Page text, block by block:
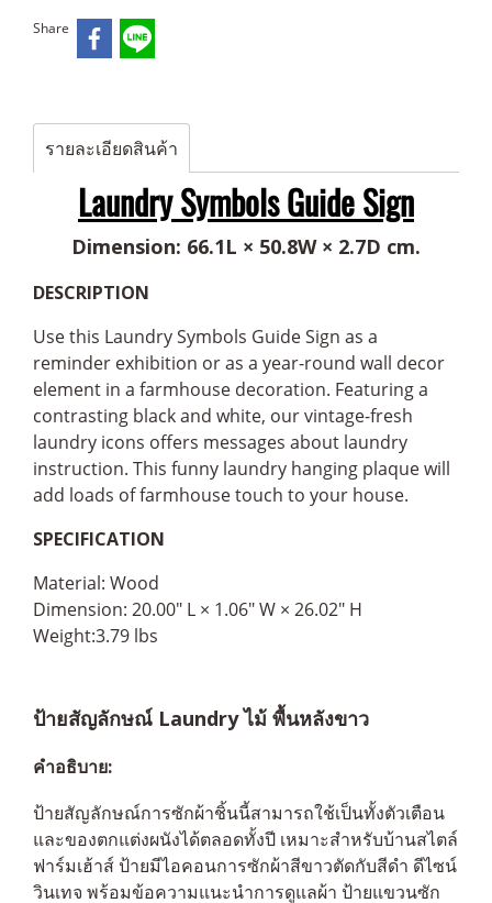
Share
รายละเอียดสินค้า
Laundry Symbols Guide Sign
Dimension: 66.1L × 50.8W × 2.7D cm.
DESCRIPTION
Use this Laundry Symbols Guide Sign as a
reminder exhibition or as a year-round wall decor
element in a farmhouse decoration. Featuring a
contrasting black and white, our vintage-fresh
laundry icons offers messages about laundry
instruction. This funny laundry hanging plaque will
add loads of farmhouse touch to your house.
SPECIFICATION
Material: Wood
Dimension: 20.00" L × 1.06" W × 26.02" H
Weight:3.79 lbs
ป้ายสัญลักษณ์ Laundry ไม้ พื้นหลังขาว
คำอธิบาย:
ป้ายสัญลักษณ์การซักผ้าชิ้นนี้สามารถใช้เป็นทั้งตัวเตือน
และของตกแต่งผนังได้ตลอดทั้งปี เหมาะสำหรับบ้านสไตล์
ฟาร์มเฮ้าส์ ป้ายมีไอคอนการซักผ้าสีขาวตัดกับสีดำ ดีไซน์
วินเทจ พร้อมข้อความแนะนำการดูแลผ้า ป้ายแขวนซัก